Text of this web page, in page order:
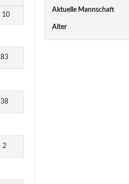
10
83
38
2
Aktuelle Mannschaft
Alter